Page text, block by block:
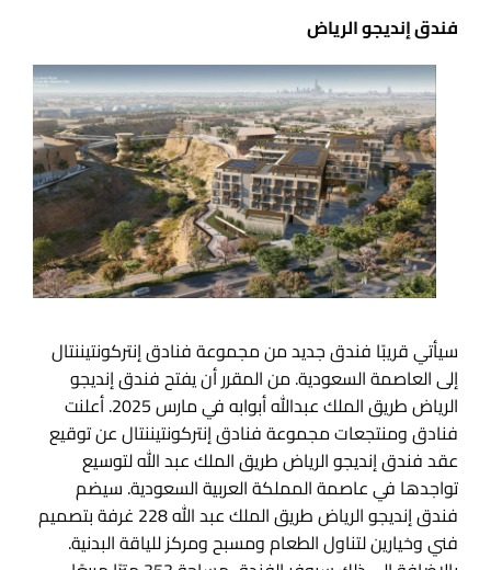
فندق إنديجو الرياض
سيأتي قريبًا فندق جديد من مجموعة فنادق إنتركونتيننتال
إلى العاصمة السعودية. من المقرر أن يفتح فندق إنديجو
الرياض طريق الملك عبدالله أبوابه في مارس 2025. أعلنت
فنادق ومنتجعات مجموعة فنادق إنتركونتيننتال عن توقيع
عقد فندق إنديجو الرياض طريق الملك عبد الله لتوسيع
تواجدها في عاصمة المملكة العربية السعودية. سيضم
فندق إنديجو الرياض طريق الملك عبد الله 228 غرفة بتصميم
فني وخيارين لتناول الطعام ومسبح ومركز للياقة البدنية.